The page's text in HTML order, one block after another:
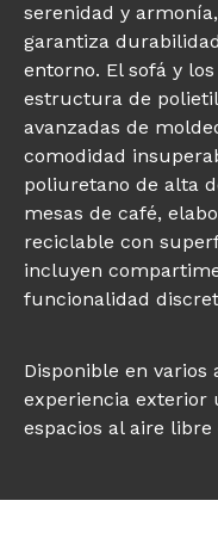
serenidad y
garantiza
entorno. El sofá y
estructura de
avanzadas de
comodidad
poliuretano de alta
mesas de café,
reciclable con
incluyen
funcionalidad
Disponible en varios
experiencia exterior
espacios al aire